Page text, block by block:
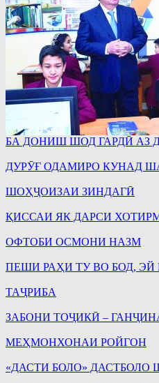
БА ДОНИШ ШОД ГАРДӢ АЗ
ДУРӮҒ ОДАМИРО КУНАД
ШОҲҶОИЗАИ ЗИНДАГӢ
ҚИССАИ ЯК ДАРСИ
OФТОБИ ОСМОНИ НАЗМ
ПЕШИ РАҲИ ТУ ВО БОД,
ТАҶРИБА
ЗАБОНИ ТОҶИКӢ –
МЕҲМОНХОНАИ РОЙГОН
«ДАСТИ БОЛО» ДАСТБОЛО